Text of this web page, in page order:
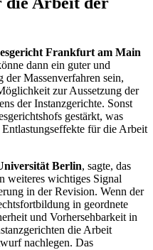
Frankfurt am Main
dann ein guter und
Massenverfahren sein,
zur Aussetzung der
der Instanzgerichte. Sonst
gestärkt, was
für die Arbeit
Berlin, sagte, das
weiteres wichtiges Signal
in der Revision. Wenn der
in geordnete
und Vorhersehbarkeit in
die Arbeit
nachlegen. Das